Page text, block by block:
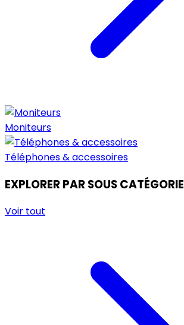
Moniteurs
Téléphones & accessoires
EXPLORER PAR SOUS CATÉGORIE
Voir tout